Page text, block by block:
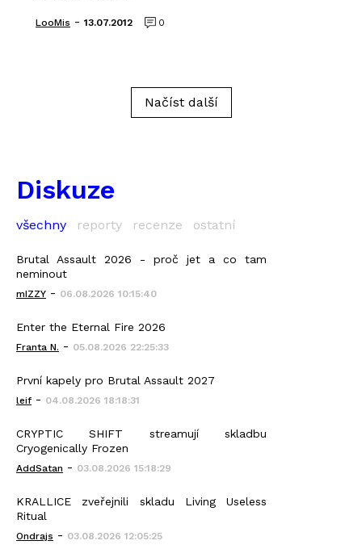
LooMis - 13.07.2012 0
Načíst další
Diskuze
všechny reporty recenze ostatní
Brutal Assault 2026 - proč jet a co tam
neminout
mIZZY - 06.08.2026 10:15:40
Enter the Eternal Fire 2026
Franta N. - 05.08.2026 22:25:33
První kapely pro Brutal Assault 2027
leif - 04.08.2026 18:18:31
CRYPTIC SHIFT streamují skladbu
Cryogenically Frozen
AddSatan - 03.08.2026 15:18:29
KRALLICE zveřejnili skladu Living Useless
Ritual
Ondrajs - 03.08.2026 12:05:25